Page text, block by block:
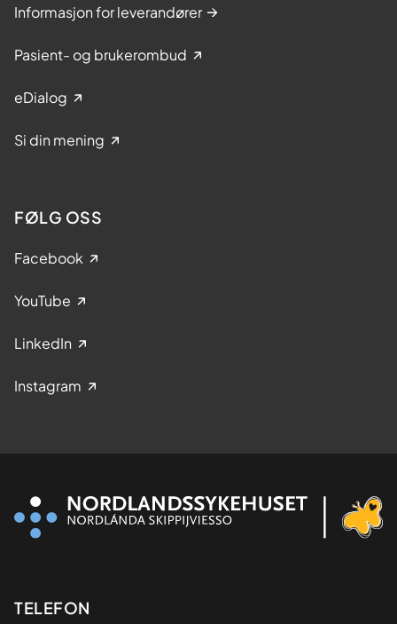
Informasjon for leverandører
Pasient- og brukerombud
eDialog
Si din mening
FØLG OSS
Facebook
YouTube
LinkedIn
Instagram
Kontaktinformasjon
TELEFON